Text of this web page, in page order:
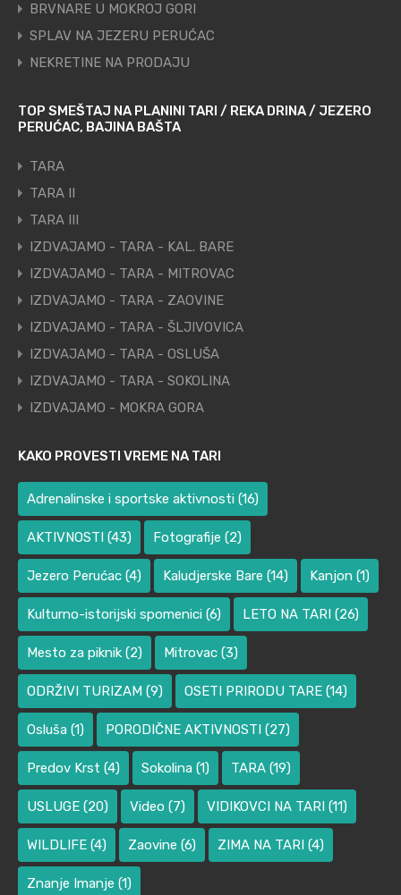
BRVNARE U MOKROJ GORI
SPLAV NA JEZERU PERUĆAC
NEKRETINE NA PRODAJU
TOP SMEŠTAJ NA PLANINI TARI / REKA DRINA / JEZERO
PERUĆAC, BAJINA BAŠTA
TARA
TARA II
TARA III
IZDVAJAMO - TARA - KAL. BARE
IZDVAJAMO - TARA - MITROVAC
IZDVAJAMO - TARA - ZAOVINE
IZDVAJAMO - TARA - ŠLJIVOVICA
IZDVAJAMO - TARA - OSLUŠA
IZDVAJAMO - TARA - SOKOLINA
IZDVAJAMO - MOKRA GORA
KAKO PROVESTI VREME NA TARI
Adrenalinske i sportske aktivnosti (16)
AKTIVNOSTI (43) Fotografije (2)
Jezero Perućac (4) Kaludjerske Bare (14) Kanjon (1)
Kulturno-istorijski spomenici (6) LETO NA TARI (26)
Mesto za piknik (2) Mitrovac (3)
ODRŽIVI TURIZAM (9) OSETI PRIRODU TARE (14)
Osluša (1) PORODIČNE AKTIVNOSTI (27)
Predov Krst (4) Sokolina (1) TARA (19)
USLUGE (20) Video (7) VIDIKOVCI NA TARI (11)
WILDLIFE (4) Zaovine (6) ZIMA NA TARI (4)
Znanje Imanje (1)